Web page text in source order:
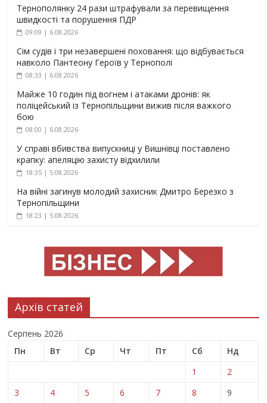
Тернополянку 24 рази штрафували за перевищення
швидкості та порушення ПДР
09:09 | 6.08.2026
Сім судів і три незавершені поховання: що відбувається
навколо Пантеону Героїв у Тернополі
08:33 | 6.08.2026
Майже 10 годин під вогнем і атаками дронів: як
поліцейський із Тернопільщини вижив після важкого
бою
08:00 | 6.08.2026
У справі вбивства випускниці у Вишнівці поставлено
крапку: апеляцію захисту відхилили
18:35 | 5.08.2026
На війні загинув молодий захисник Дмитро Березко з
Тернопільщини
18:23 | 5.08.2026
Архів статей
Серпень 2026
Пн
Вт Ср Чт Пт Сб
Нд
1
2
3
4 5 6 7 8
9